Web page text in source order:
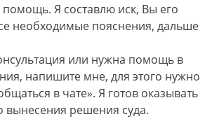
Я составлю иск, Вы его
необходимые пояснения, дальше
или нужна помощь в
напишите мне, для этого нужно
в чате». Я готов оказывать
решения суда.